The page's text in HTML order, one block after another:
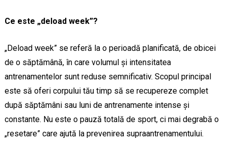
Ce este „deload week”?
„Deload week” se referă la o perioadă planificată, de obicei
de o săptămână, în care volumul și intensitatea
antrenamentelor sunt reduse semnificativ. Scopul principal
este să oferi corpului tău timp să se recupereze complet
după săptămâni sau luni de antrenamente intense și
constante. Nu este o pauză totală de sport, ci mai degrabă o
„resetare” care ajută la prevenirea supraantrenamentului.